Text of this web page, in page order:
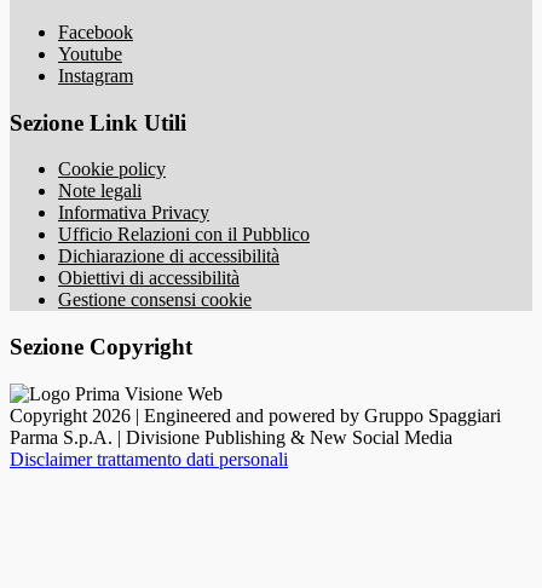
Facebook
Youtube
Instagram
Sezione Link Utili
Cookie policy
Note legali
Informativa Privacy
Ufficio Relazioni con il Pubblico
Dichiarazione di accessibilità
Obiettivi di accessibilità
Gestione consensi cookie
Sezione Copyright
Copyright 2026 | Engineered and powered by Gruppo Spaggiari
Parma S.p.A. | Divisione Publishing & New Social Media
Disclaimer trattamento dati personali